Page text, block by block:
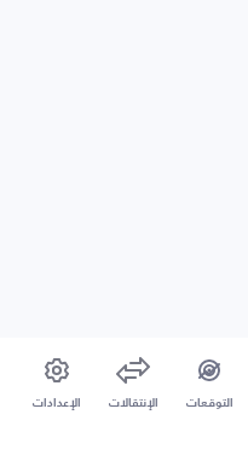
التوقعات الإنتقالات الإعدادات